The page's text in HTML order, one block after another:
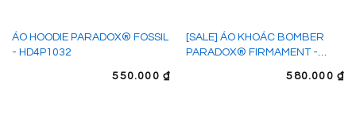
ÁO HOODIE PARADOX® FOSSIL
- HD4P1032
550.000 ₫
[SALE] ÁO KHOÁC BOMBER
PARADOX® FIRMAMENT -
580.000 ₫